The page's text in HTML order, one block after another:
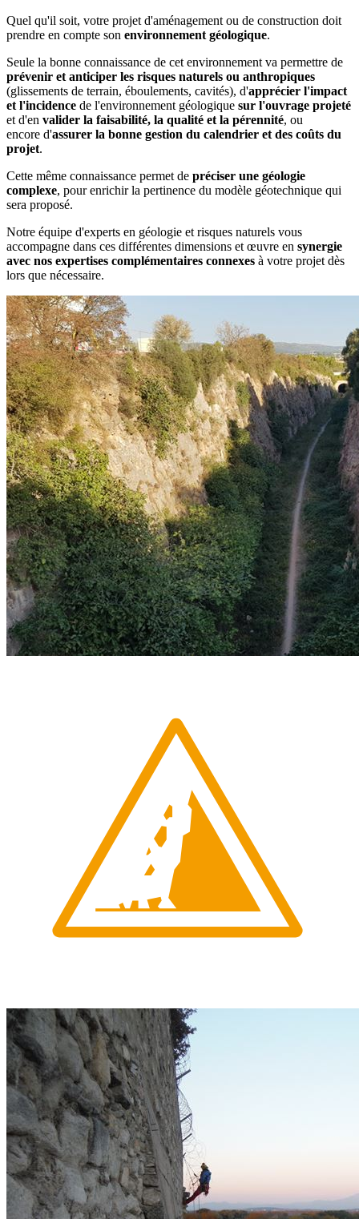
Quel qu'il soit, votre projet d'aménagement ou de construction doit
prendre en compte son environnement géologique.
Seule la bonne connaissance de cet environnement va permettre de
prévenir et anticiper les risques naturels ou anthropiques
(glissements de terrain, éboulements, cavités), d'apprécier l'impact
et l'incidence de l'environnement géologique sur l'ouvrage projeté
et d'en valider la faisabilité, la qualité et la pérennité, ou
encore d'assurer la bonne gestion du calendrier et des coûts du
projet.
Cette même connaissance permet de préciser une géologie
complexe, pour enrichir la pertinence du modèle géotechnique qui
sera proposé.
Notre équipe d'experts en géologie et risques naturels vous
accompagne dans ces différentes dimensions et œuvre en synergie
avec nos expertises complémentaires connexes à votre projet dès
lors que nécessaire.